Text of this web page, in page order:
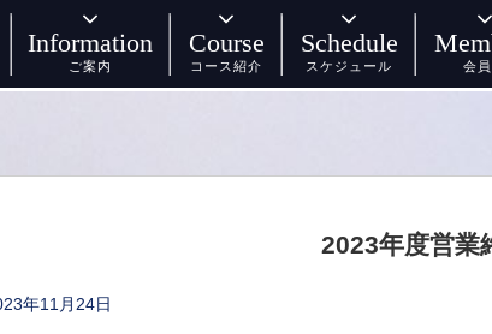
Information
ご案内
Course
コース紹介
Schedule
スケジュール 会
2023
2023年度営業
年11月24日